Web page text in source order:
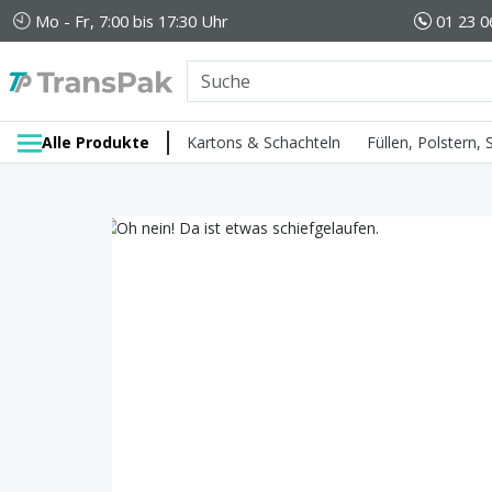
Mo - Fr, 7:00 bis 17:30 Uhr 01 23
Alle Produkte Kartons & Schachteln Füllen, Polstern,